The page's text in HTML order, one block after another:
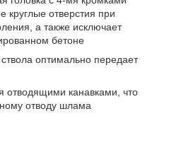
круглые отверстия при
а также исключает
бетоне
оптимально передает
канавками, что
отводу шлама